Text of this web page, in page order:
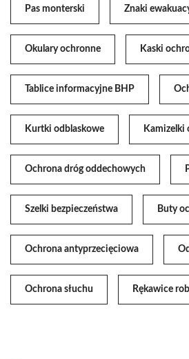
Pas monterski Znaki
Okulary ochronne Kaski
Tablice informacyjne BHP
Kurtki odblaskowe Kamizelki
Ochrona dróg oddechowych
Szelki bezpieczeństwa Buty
Ochrona antyprzecięciowa
Ochrona słuchu Rękawice